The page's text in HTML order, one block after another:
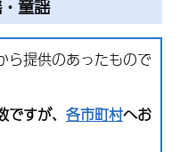
童謡
ら提供のあったもので
すが、 各市町村へお